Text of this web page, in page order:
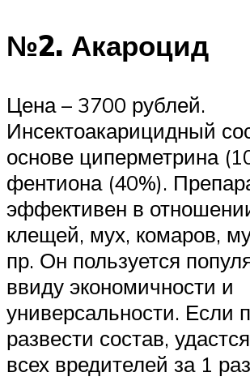
№2. Акароцид
Цена – 3700 рублей.
Инсектоакарицидный
основе циперметрина
фентиона (40%).
эффективен в
клещей, мух, комаров,
пр. Он пользуется
ввиду экономичности и
универсальности. Если
развести состав,
всех вредителей за 1